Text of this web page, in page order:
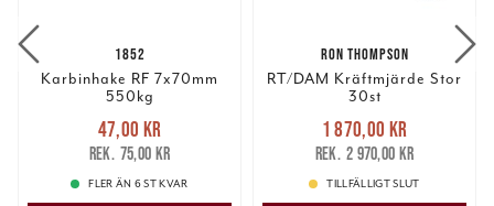
1852
Karbinhake RF 7x70mm
550kg
Nuvarande pris
47,00 krTidigare pris
75,00 kr
47,00 kr
75,00 kr
FLER ÄN 6 ST KVAR
RON THOMPSON
RT/DAM Kräftmjärde Stor
30st
Nuvarande pris
1 870,00 krTidigare pris
2 970,00 kr
1 870,00 kr
2 970,00 kr
TILLFÄLLIGT SLUT